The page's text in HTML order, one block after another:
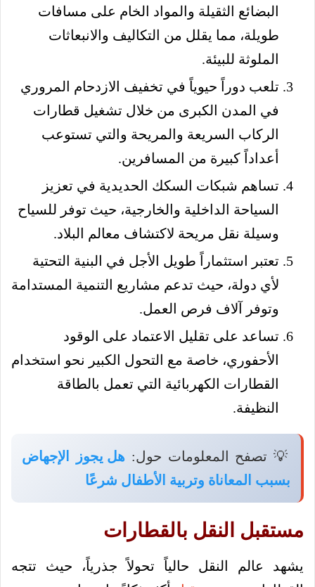
البضائع الثقيلة والمواد الخام على مسافات
طويلة، مما يقلل من التكاليف والانبعاثات
الملوثة للبيئة.
تلعب دوراً حيوياً في تخفيف الازدحام المروري
في المدن الكبرى من خلال تشغيل قطارات
الركاب السريعة والمريحة والتي تستوعب
أعداداً كبيرة من المسافرين.
تساهم شبكات السكك الحديدية في تعزيز
السياحة الداخلية والخارجية، حيث توفر للسياح
وسيلة نقل مريحة لاكتشاف معالم البلاد.
تعتبر استثماراً طويل الأجل في البنية التحتية
لأي دولة، حيث تدعم مشاريع التنمية المستدامة
وتوفر آلاف فرص العمل.
تساعد على تقليل الاعتماد على الوقود
الأحفوري، خاصة مع التحول الكبير نحو استخدام
القطارات الكهربائية التي تعمل بالطاقة
النظيفة.
💡 تصفح المعلومات حول:هل يجوز الإجهاض
بسبب المعاناة وتربية الأطفال شرعًا
مستقبل النقل بالقطارات
يشهد عالم النقل حالياً تحولاً جذرياً، حيث تتجه